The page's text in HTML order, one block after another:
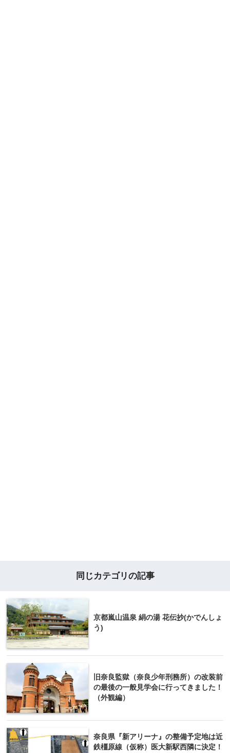
同じカテゴリの記事
京都嵐山温泉 絹の湯 花伝抄(かでんしょ
う)
旧奈良監獄（奈良少年刑務所）の改装前
の最後の一般見学会に行ってきました！
（外観編）
奈良県『新アリーナ』の整備予定地は近
鉄橿原線（仮称）医大新駅西隣に決定！